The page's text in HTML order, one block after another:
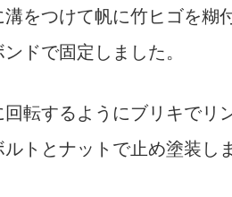
をつけて帆に竹ヒゴを糊
ドで固定しました。
転するようにブリキでリ
トとナットで止め塗装し